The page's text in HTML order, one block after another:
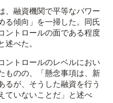
、融資機関で平等なパワー
る傾向」を一掃した。同氏
ントロールの面である程度
べた。
ントロールのレベルにおい
ものの、「懸念事項は、新
が、そうした融資を行う
ていないことだ」と述べ